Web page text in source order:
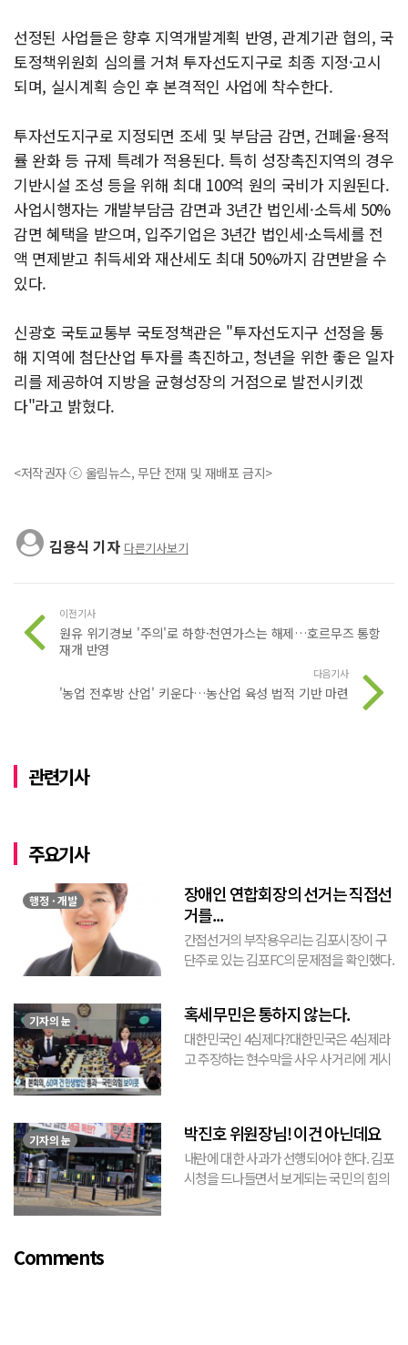
선정된 사업들은 향후 지역개발계획 반영, 관계기관 협의, 국
토정책위원회 심의를 거쳐 투자선도지구로 최종 지정·고시
되며, 실시계획 승인 후 본격적인 사업에 착수한다.
투자선도지구로 지정되면 조세 및 부담금 감면, 건폐율·용적
률 완화 등 규제 특례가 적용된다. 특히 성장촉진지역의 경우
기반시설 조성 등을 위해 최대 100억 원의 국비가 지원된다.
사업시행자는 개발부담금 감면과 3년간 법인세·소득세 50%
감면 혜택을 받으며, 입주기업은 3년간 법인세·소득세를 전
액 면제받고 취득세와 재산세도 최대 50%까지 감면받을 수
있다.
신광호 국토교통부 국토정책관은 "투자선도지구 선정을 통
해 지역에 첨단산업 투자를 촉진하고, 청년을 위한 좋은 일자
리를 제공하여 지방을 균형성장의 거점으로 발전시키겠
다"라고 밝혔다.
<저작권자 ⓒ 울림뉴스, 무단 전재 및 재배포 금지>
김용식 기자 다른기사보기
이전기사
원유 위기경보 '주의'로 하향·천연가스는 해제…호르무즈 통항
재개 반영
다음기사
'농업 전후방 산업' 키운다…농산업 육성 법적 기반 마련
관련기사
주요기사
행정 · 개발
장애인 연합회장의 선거는 직접선
거를...
간접선거의 부작용우리는 김포시장이 구
단주로 있는 김포FC의 문제점을 확인했다.
것을 인식해야 한다. 즉, 축구협회는 직접
선거가 아닌 간접...
기자의 눈 혹세무민은 통하지 않는다.
대한민국인 4심제다?대한민국은 4심제라
고 주장하는 현수막을 사우 사거리에 게시
민(惑...
기자의 눈 박진호 위원장님! 이건 아닌데요
내란에 대한 사과가 선행되어야 한다. 김포
시청을 드나들면서 보게되는 국민의 힘의
Comments